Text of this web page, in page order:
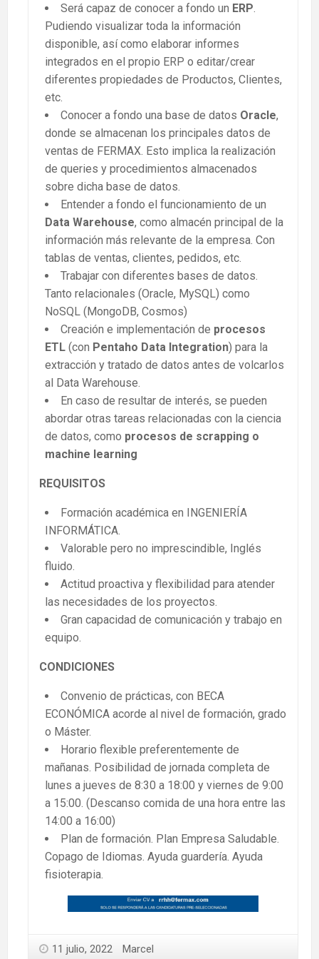
Será capaz de conocer a fondo un ERP.
Pudiendo visualizar toda la información
disponible, así como elaborar informes
integrados en el propio ERP o editar/crear
diferentes propiedades de Productos, Clientes,
etc.
Conocer a fondo una base de datos Oracle,
donde se almacenan los principales datos de
ventas de FERMAX. Esto implica la realización
de queries y procedimientos almacenados
sobre dicha base de datos.
Entender a fondo el funcionamiento de un
Data Warehouse, como almacén principal de la
información más relevante de la empresa. Con
tablas de ventas, clientes, pedidos, etc.
Trabajar con diferentes bases de datos.
Tanto relacionales (Oracle, MySQL) como
NoSQL (MongoDB, Cosmos)
Creación e implementación de procesos
ETL (con Pentaho Data Integration) para la
extracción y tratado de datos antes de volcarlos
al Data Warehouse.
En caso de resultar de interés, se pueden
abordar otras tareas relacionadas con la ciencia
de datos, como procesos de scrapping o
machine learning
REQUISITOS
Formación académica en INGENIERÍA
INFORMÁTICA.
Valorable pero no imprescindible, Inglés
fluido.
Actitud proactiva y flexibilidad para atender
las necesidades de los proyectos.
Gran capacidad de comunicación y trabajo en
equipo.
CONDICIONES
Convenio de prácticas, con BECA
ECONÓMICA acorde al nivel de formación, grado
o Máster.
Horario flexible preferentemente de
mañanas. Posibilidad de jornada completa de
lunes a jueves de 8:30 a 18:00 y viernes de 9:00
a 15:00. (Descanso comida de una hora entre las
14:00 a 16:00)
Plan de formación. Plan Empresa Saludable.
Copago de Idiomas. Ayuda guardería. Ayuda
fisioterapia.
11 julio, 2022 Marcel